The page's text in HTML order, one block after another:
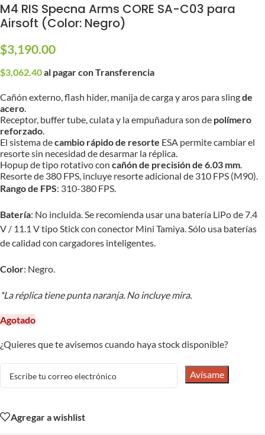
M4 RIS Specna Arms CORE SA-C03 para
Airsoft (Color: Negro)
$3,190.00
$3,062.40al pagar con Transferencia
Cañón externo, flash hider, manija de carga y aros para slingde
acero.
Receptor, buffer tube, culata y la empuñadura son de polímero
reforzado.
El sistema decambio rápido de resorte ESA permite cambiar el
resorte sin necesidad de desarmar la réplica.
Hopup de tipo rotativo con cañón de precisión de 6.03 mm.
Resorte de 380 FPS, incluye resorte adicional de 310 FPS (M90).
Rango de FPS: 310-380 FPS.
Batería: No incluida. Se recomienda usar una batería LiPo de 7.4
V / 11.1 V tipo Stick con conector Mini Tamiya. Sólo usa baterías
de calidad con cargadores inteligentes.
Color: Negro.
*La réplica tiene punta naranja. No incluye mira.
Agotado
¿Quieres que te avisemos cuando haya stock disponible?
Avísame
Agregar a wishlist